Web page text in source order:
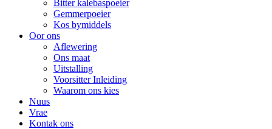
Bitter kalebaspoeier
Gemmerpoeier
Kos bymiddels
Oor ons
Aflewering
Ons maat
Uitstalling
Voorsitter Inleiding
Waarom ons kies
Nuus
Vrae
Kontak ons